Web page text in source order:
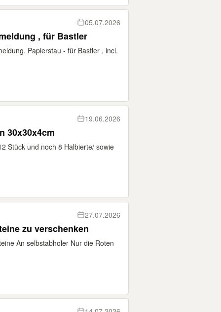
05.07.2026
, für Bastler
Papierstau - für Bastler , incl.
19.06.2026
30x30x4cm
Stück und noch 8 Halbierte/ sowie
27.07.2026
zu verschenken
An selbstabholer Nur die Roten